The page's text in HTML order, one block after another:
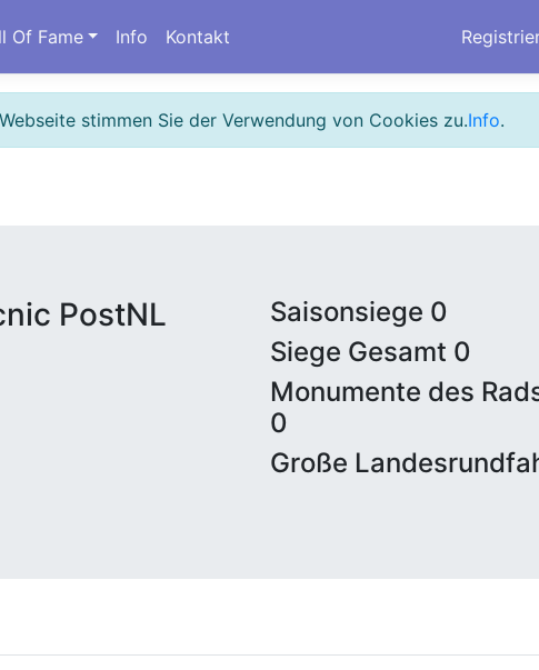
Of Fame Info Kontakt
stimmen Sie der Verwendung von Cookies zu.Info.
PostNL
Saisonsiege 0
Siege Gesamt 0
Monumente des
0
Große